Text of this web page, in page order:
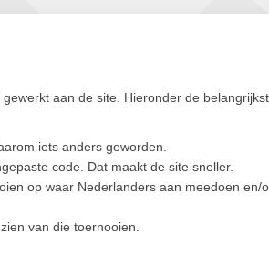
aan de site. Hieronder de
iets anders geworden.
code. Dat maakt de site sneller.
op waar Nederlanders aan meedoen en/
van die toernooien.